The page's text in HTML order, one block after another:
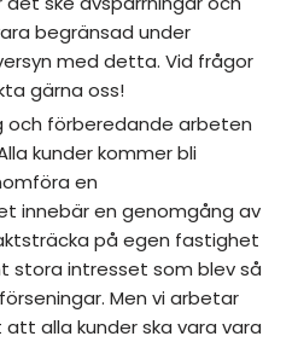
begränsad under
med detta. Vid frågor
gärna oss!
och förberedande arbeten
kunder kommer bli
en
innebär en genomgång av
på egen fastighet
stora intresset som blev så
Men vi arbetar
alla kunder ska vara vara